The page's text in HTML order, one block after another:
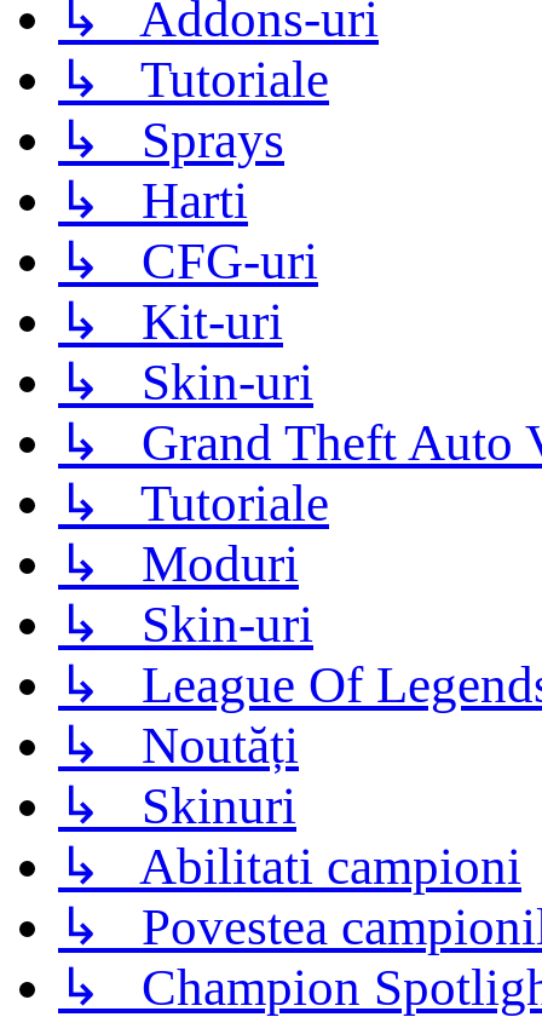
↳ Addons-uri
↳ Tutoriale
↳ Sprays
↳ Harti
↳ CFG-uri
↳ Kit-uri
↳ Skin-uri
↳ Grand Theft Auto
↳ Tutoriale
↳ Moduri
↳ Skin-uri
↳ League Of
↳ Noutăți
↳ Skinuri
↳ Abilitati campioni
↳ Povestea
↳ Champion